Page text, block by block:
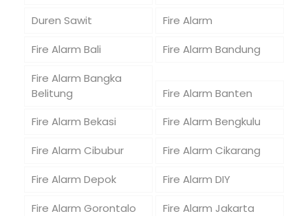
Duren Sawit
Fire Alarm
Fire Alarm Bali
Fire Alarm Bandung
Fire Alarm Bangka
Belitung
Fire Alarm Banten
Fire Alarm Bekasi
Fire Alarm Bengkulu
Fire Alarm Cibubur
Fire Alarm Cikarang
Fire Alarm Depok
Fire Alarm DIY
Fire Alarm Gorontalo
Fire Alarm Jakarta